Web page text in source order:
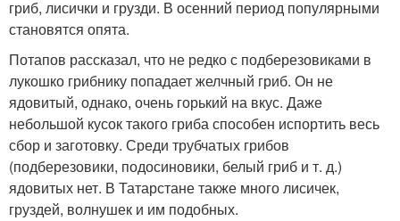
гриб, лисички и грузди. В осенний период популярными
становятся опята.
Потапов рассказал, что не редко с подберезовиками в
лукошко грибнику попадает желчный гриб. Он не
ядовитый, однако, очень горький на вкус. Даже
небольшой кусок такого гриба способен испортить весь
сбор и заготовку. Среди трубчатых грибов
(подберезовики, подосиновики, белый гриб и т. д.)
ядовитых нет. В Татарстане также много лисичек,
груздей, волнушек и им подобных.